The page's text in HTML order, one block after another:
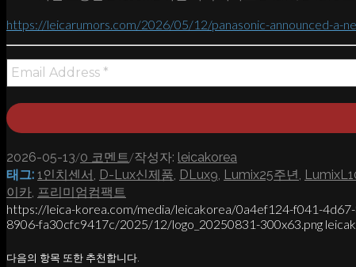
https://leicarumors.com/2026/05/12/panasonic-announced-a-
2026-05-13/0 코멘트/작성자: leicakorea
태그: 1인치센서, D-Lux신제품, DLux9, Lumix25주년,
이카, 프리미엄컴팩트
https://leica-korea.com/media/leicakorea/0a4ef124-f041-
8906-fa30cfc9417c/2025/12/logo_20250831-300x63.png
다음의 항목 또한 추천합니다.